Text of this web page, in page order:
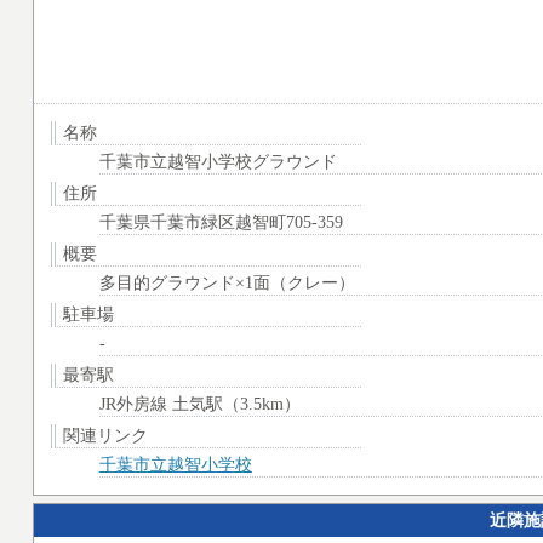
名称
千葉市立越智小学校グラウンド
住所
千葉県千葉市緑区越智町705-359
概要
多目的グラウンド×1面（クレー）
駐車場
-
最寄駅
JR外房線 土気駅（3.5km）
関連リンク
千葉市立越智小学校
近隣